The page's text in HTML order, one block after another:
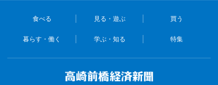
食べる 見る・遊ぶ 買う
暮らす・働く 学ぶ・知る 特集